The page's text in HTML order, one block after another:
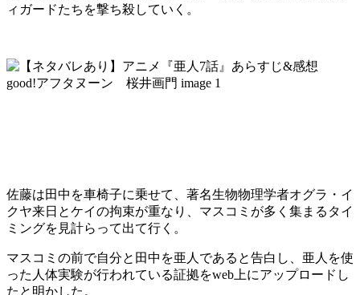
ィガードたちを撃ち殺していく。
佐藤は田中を車椅子に乗せて、著名生物物理学者オグラ・イ
クヤ来日とケイの拘束が重なり、マスコミが多く集まるタイ
ミングを見計らって出て行く。
マスコミの前で自分と田中を亜人であると告白し、亜人を使
った人体実験が行われている証拠をweb上にアップロードし
たと明かした。